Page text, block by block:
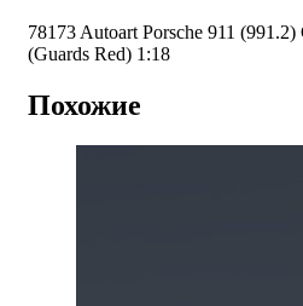
RS
Weissach
Guards
Red
78173 Autoart Porsche 911
(Guards Red) 1:18
Похожие